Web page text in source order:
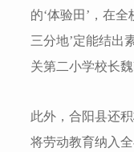
的‘体验田’，在
三分地’定能结出
关第二小学校长魏
此外，合阳县还
将劳动教育纳入